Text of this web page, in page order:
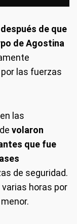
de que
de Agostina
las fuerzas
las
volaron
que fue
de seguridad.
horas por